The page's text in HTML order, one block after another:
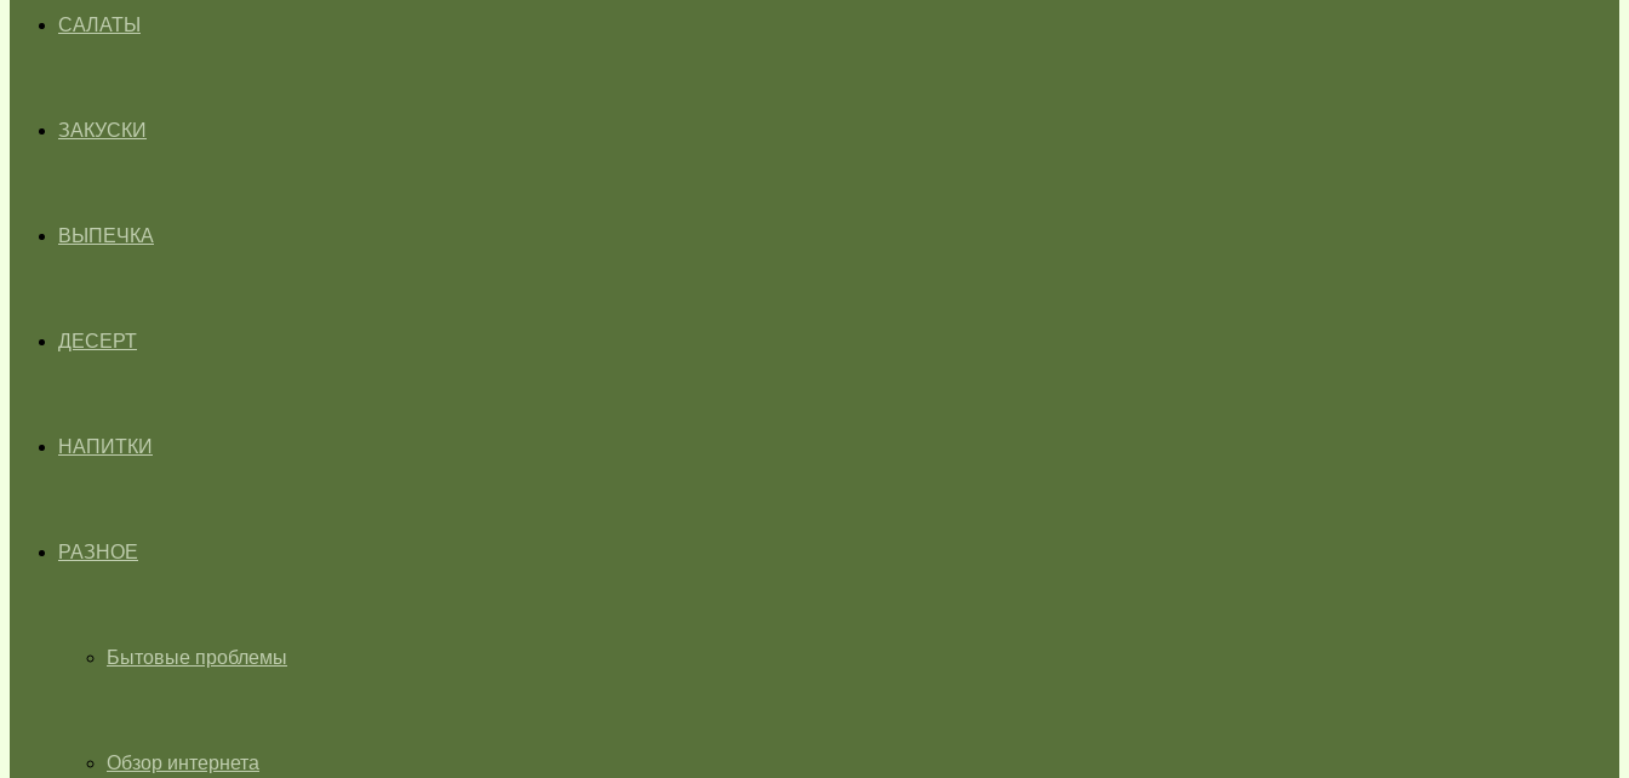
САЛАТЫ
ЗАКУСКИ
ВЫПЕЧКА
ДЕСЕРТ
НАПИТКИ
РАЗНОЕ
Бытовые проблемы
Обзор интернета